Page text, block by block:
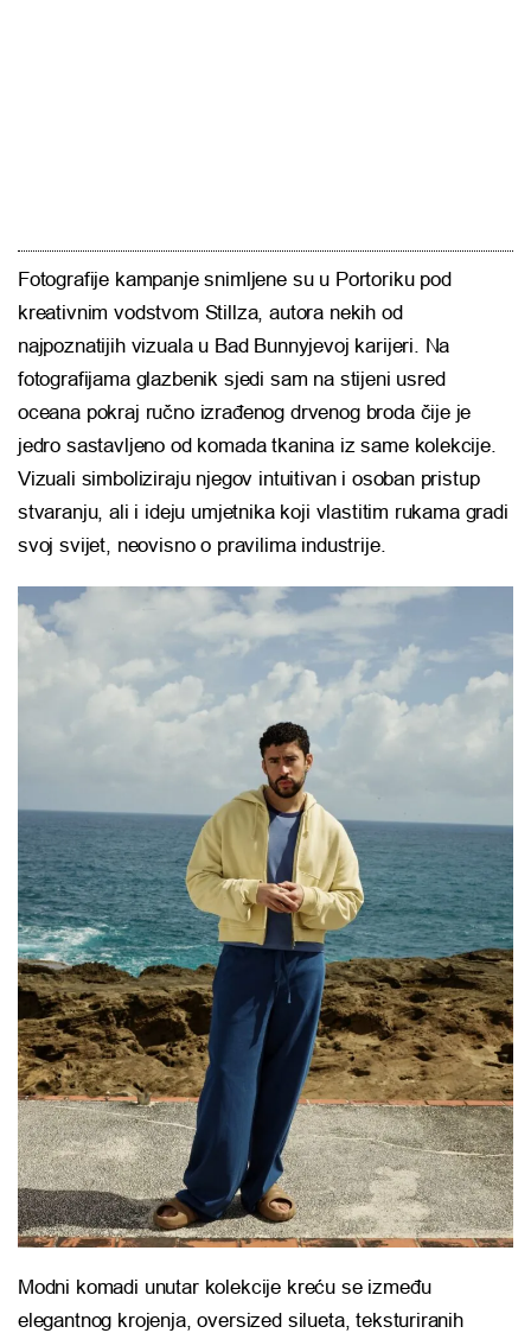
Fotografije kampanje snimljene su u Portoriku pod
kreativnim vodstvom Stillza, autora nekih od
najpoznatijih vizuala u Bad Bunnyjevoj karijeri. Na
fotografijama glazbenik sjedi sam na stijeni usred
oceana pokraj ručno izrađenog drvenog broda čije je
jedro sastavljeno od komada tkanina iz same kolekcije.
Vizuali simboliziraju njegov intuitivan i osoban pristup
stvaranju, ali i ideju umjetnika koji vlastitim rukama gradi
svoj svijet, neovisno o pravilima industrije.
Modni komadi unutar kolekcije kreću se između
elegantnog krojenja, oversized silueta, teksturiranih